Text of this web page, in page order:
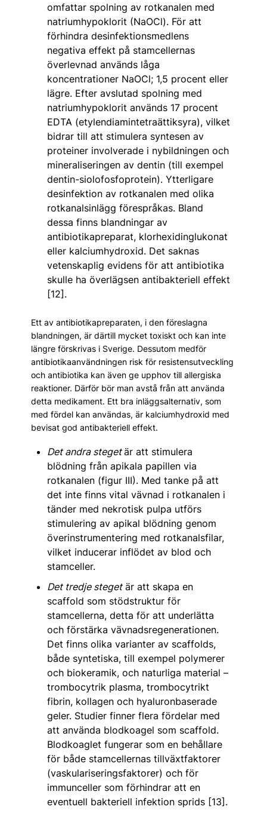
omfattar spolning av rotkanalen med
natriumhypoklorit (NaOCl). För att
förhindra desinfektionsmedlens
negativa effekt på stamcellernas
överlevnad används låga
koncentrationer NaOCl; 1,5 procent eller
lägre. Efter avslutad spolning med
natriumhypoklorit används 17 procent
EDTA (etylendiamintetraättiksyra), vilket
bidrar till att stimulera syntesen av
proteiner involverade i nybildningen och
mineraliseringen av dentin (till exempel
dentin-siolofosfoprotein). Ytterligare
desinfektion av rotkanalen med olika
rotkanalsinlägg förespråkas. Bland
dessa finns blandningar av
antibiotikapreparat, klorhexidinglukonat
eller kalciumhydroxid. Det saknas
vetenskaplig evidens för att antibiotika
skulle ha överlägsen antibakteriell effekt
[12].
Ett av antibiotikapreparaten, i den föreslagna
blandningen, är därtill mycket toxiskt och kan inte
längre förskrivas i Sverige. Dessutom medför
antibiotikaanvändningen risk för resistensutveckling
och antibiotika kan även ge upphov till allergiska
reaktioner. Därför bör man avstå från att använda
detta medikament. Ett bra inläggsalternativ, som
med fördel kan användas, är kalciumhydroxid med
bevisat god antibakteriell effekt.
Det andra stegetär att stimulera
blödning från apikala papillen via
rotkanalen (figur III). Med tanke på att
det inte finns vital vävnad i rotkanalen i
tänder med nekrotisk pulpa utförs
stimulering av apikal blödning genom
överinstrumentering med rotkanalsfilar,
vilket inducerar inflödet av blod och
stamceller.
Det tredje stegetär att skapa en
scaffold som stödstruktur för
stamcellerna, detta för att underlätta
och förstärka vävnadsregenerationen.
Det finns olika varianter av scaffolds,
både syntetiska, till exempel polymerer
och biokeramik, och naturliga material –
trombocytrik plasma, trombocytrikt
fibrin, kollagen och hyaluronbaserade
geler. Studier finner flera fördelar med
att använda blodkoagel som scaffold.
Blodkoaglet fungerar som en behållare
för både stamcellernas tillväxtfaktorer
(vaskulariseringsfaktorer) och för
immunceller som förhindrar att en
eventuell bakteriell infektion sprids [13].